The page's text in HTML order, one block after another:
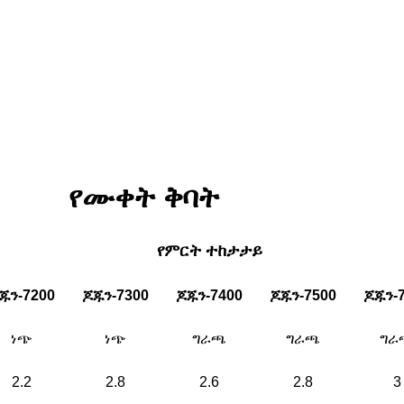
የሙቀት ቅባት
የምርት ተከታታይ
7200 ጆጁን-7300 ጆጁን-7400 ጆጁን-7500 ጆጁን-
ነጭ ነጭ ግራጫ ግራጫ
2.2 2.8 2.6 2.8 3